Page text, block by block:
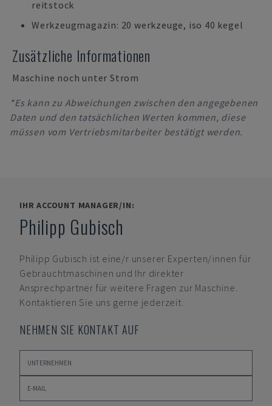
reitstock
Werkzeugmagazin: 20 werkzeuge, iso 40 kegel
Zusätzliche Informationen
Maschine noch unter Strom
*Es kann zu Abweichungen zwischen den angegebenen
Daten und den tatsächlichen Werten kommen, diese
müssen vom Vertriebsmitarbeiter bestätigt werden.
IHR ACCOUNT MANAGER/IN:
Philipp Gubisch
Philipp Gubisch ist eine/r unserer Experten/innen für
Gebrauchtmaschinen und Ihr direkter
Ansprechpartner für weitere Fragen zur Maschine.
Kontaktieren Sie uns gerne jederzeit.
NEHMEN SIE KONTAKT AUF